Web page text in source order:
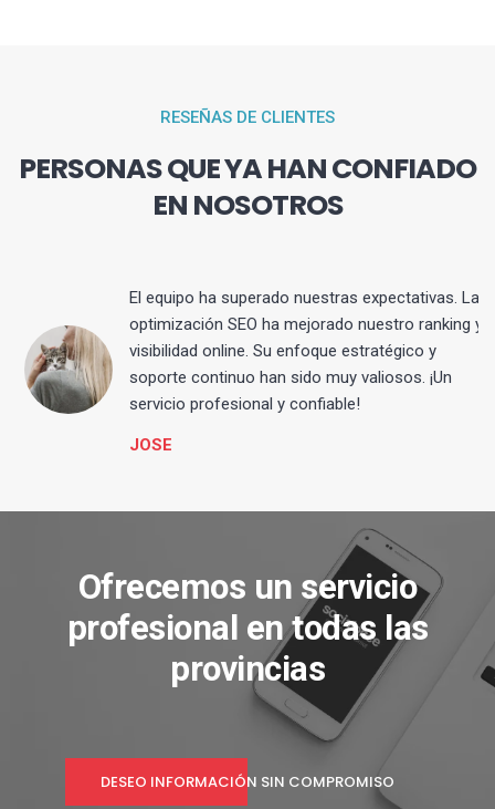
RESEÑAS DE CLIENTES
PERSONAS QUE YA HAN CONFIADO
EN NOSOTROS
El equipo ha superado nuestras expectativas. La
optimización SEO ha mejorado nuestro ranking y
visibilidad online. Su enfoque estratégico y
soporte continuo han sido muy valiosos. ¡Un
servicio profesional y confiable!
JOSE
Ofrecemos un servicio
profesional en todas las
provincias
DESEO INFORMACIÓN SIN COMPROMISO